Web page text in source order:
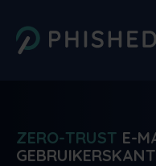
ZERO-TRUST E-
GEBRUIKERSKANT